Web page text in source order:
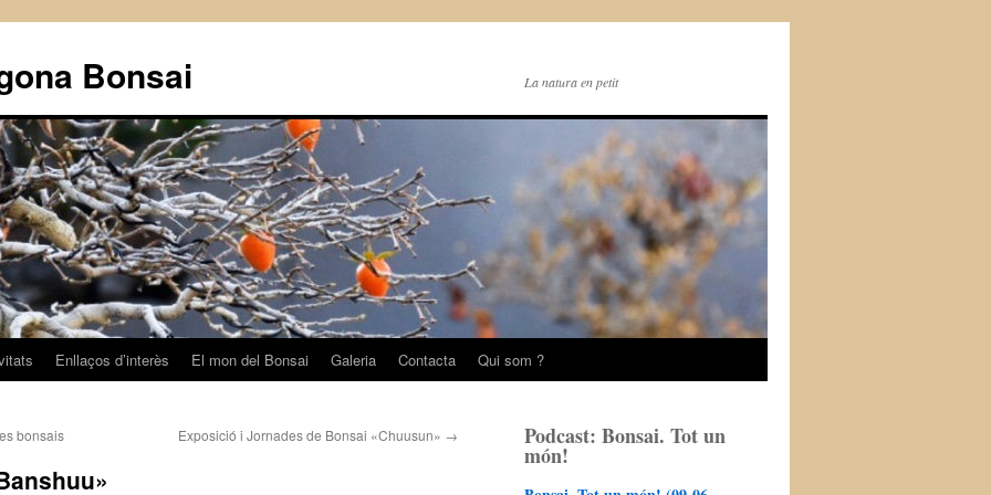
Bonsai La natura en petit
Enllaços d’interès El mon del Bonsai Galeria Contacta Qui som ?
bonsais Exposició i Jornades de Bonsai «Chuusun» → Podcast: Bonsai. Tot un
món!